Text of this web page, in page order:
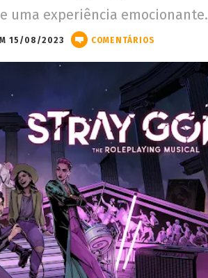
uma experiência emocionante.
15/08/2023 COMENTÁRIOS